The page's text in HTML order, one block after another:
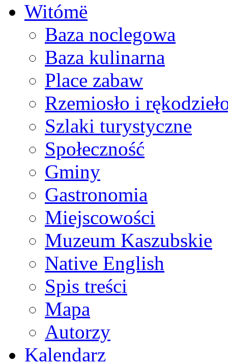
Witómë
Baza noclegowa
Baza kulinarna
Place zabaw
Rzemiosło i
Szlaki turystyczne
Społeczność
Gminy
Gastronomia
Miejscowości
Muzeum Kaszubskie
Native English
Spis treści
Mapa
Autorzy
Kalendarz